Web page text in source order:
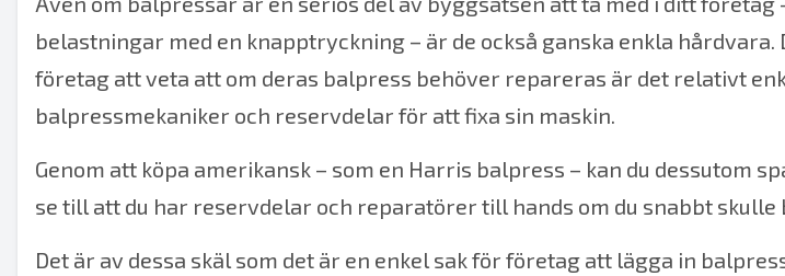
belastningar med en knapptryckning – är de också ganska enkla
företag att veta att om deras balpress behöver repareras är det relativt
balpressmekaniker och reservdelar för att fixa sin maskin.
Genom att köpa amerikansk – som en Harris balpress – kan du dessutom
se till att du har reservdelar och reparatörer till hands om du snabbt skulle
Det är av dessa skäl som det är en enkel sak för företag att lägga in